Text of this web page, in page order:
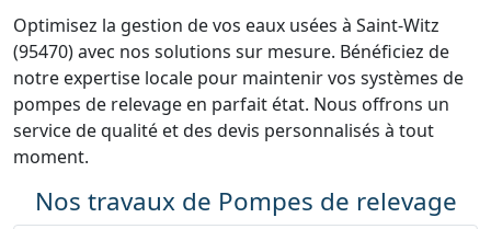
Optimisez la gestion de vos eaux usées à Saint-Witz
(95470) avec nos solutions sur mesure. Bénéficiez de
notre expertise locale pour maintenir vos systèmes de
pompes de relevage en parfait état. Nous offrons un
service de qualité et des devis personnalisés à tout
moment.
Nos travaux de Pompes de relevage